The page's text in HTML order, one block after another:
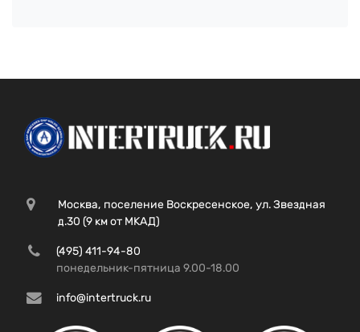
Москва, поселение Воскресенское, ул. Звездная
д.30 (9 км от МКАД)
(495) 411-94-80
понедельник-пятница 9.00-18.00
info@intertruck.ru